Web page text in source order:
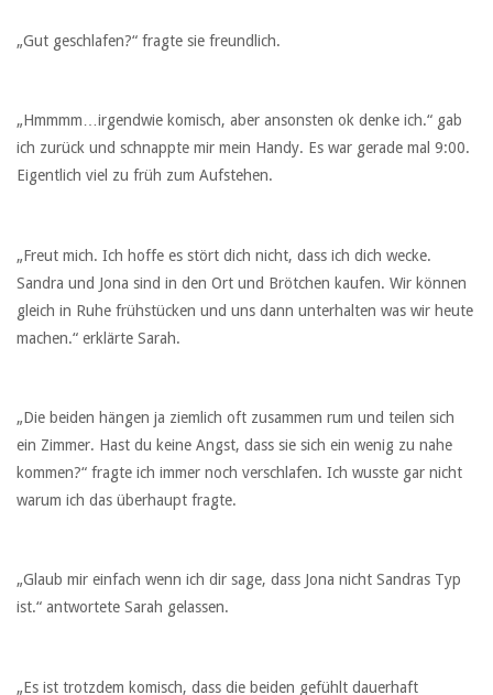
„Gut geschlafen?“ fragte sie freundlich.
„Hmmmm…irgendwie komisch, aber ansonsten ok denke ich.“ gab
ich zurück und schnappte mir mein Handy. Es war gerade mal 9:00.
Eigentlich viel zu früh zum Aufstehen.
„Freut mich. Ich hoffe es stört dich nicht, dass ich dich wecke.
Sandra und Jona sind in den Ort und Brötchen kaufen. Wir können
gleich in Ruhe frühstücken und uns dann unterhalten was wir heute
machen.“ erklärte Sarah.
„Die beiden hängen ja ziemlich oft zusammen rum und teilen sich
ein Zimmer. Hast du keine Angst, dass sie sich ein wenig zu nahe
kommen?“ fragte ich immer noch verschlafen. Ich wusste gar nicht
warum ich das überhaupt fragte.
„Glaub mir einfach wenn ich dir sage, dass Jona nicht Sandras Typ
ist.“ antwortete Sarah gelassen.
„Es ist trotzdem komisch, dass die beiden gefühlt dauerhaft